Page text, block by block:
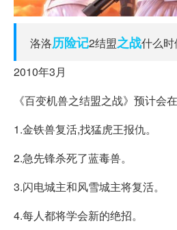
洛洛历险记2结盟之战什么
2010年3月
《百变机兽之结盟之战》预计会
1.金铁兽复活,找猛虎王报仇。
2.急先锋杀死了蓝毒兽。
3.闪电城主和风雪城主将复活。
4.每人都将学会新的绝招。